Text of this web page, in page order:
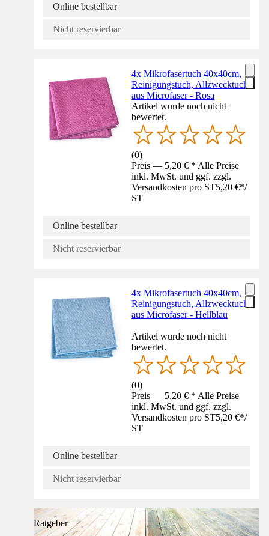
Online bestellbar
Nicht reservierbar
4x Mikrofasertuch 40x40cm,
Reinigungstuch, Allzwecktuch
aus Microfaser - Rosa
Artikel wurde noch nicht
bewertet.
(0)
Preis — 5,20 € * Alle Preise
inkl. MwSt. und ggf. zzgl.
Versandkosten pro ST5,20 €*/
ST
Online bestellbar
Nicht reservierbar
4x Mikrofasertuch 40x40cm,
Reinigungstuch, Allzwecktuch
aus Microfaser - Hellblau
Artikel wurde noch nicht
bewertet.
(0)
Preis — 5,20 € * Alle Preise
inkl. MwSt. und ggf. zzgl.
Versandkosten pro ST5,20 €*/
ST
Online bestellbar
Nicht reservierbar
Ratgeber